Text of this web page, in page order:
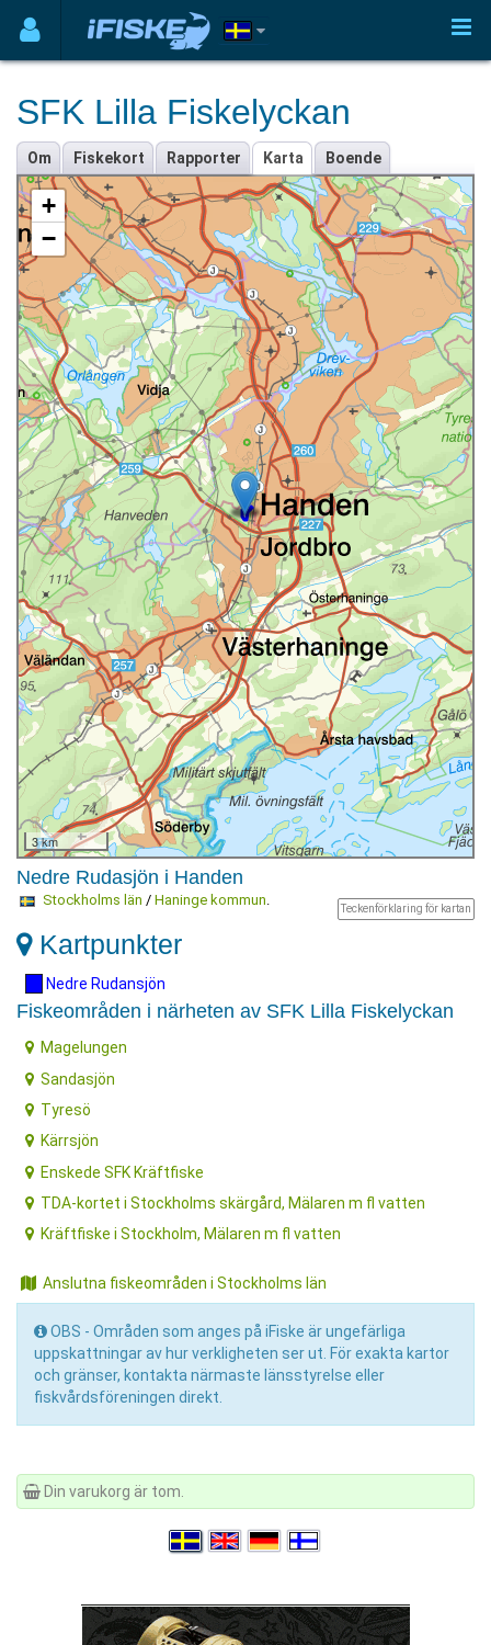
SFK Lilla Fiskelyckan
Om Fiskekort Rapporter Karta Boende
+
−
3 km
Nedre Rudasjön i Handen
Teckenförklaring för kartan
Stockholms län / Haninge kommun.
Kartpunkter
Nedre Rudansjön
Fiskeområden i närheten av SFK Lilla Fiskelyckan
Magelungen
Sandasjön
Tyresö
Kärrsjön
Enskede SFK Kräftfiske
TDA-kortet i Stockholms skärgård, Mälaren m fl vatten
Kräftfiske i Stockholm, Mälaren m fl vatten
Anslutna fiskeområden i Stockholms län
OBS - Områden som anges på iFiske är ungefärliga
uppskattningar av hur verkligheten ser ut. För exakta kartor
och gränser, kontakta närmaste länsstyrelse eller
fiskvårdsföreningen direkt.
Din varukorg är tom.